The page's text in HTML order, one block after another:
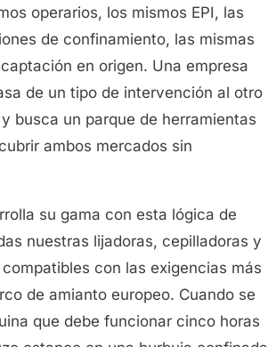
operarios, los mismos EPI, las
de confinamiento, las mismas
en origen. Una empresa
de un tipo de intervención al otro
busca un parque de herramientas
ambos mercados sin
su gama con esta lógica de
nuestras lijadoras, cepilladoras y
con las exigencias más
de amianto europeo. Cuando se
que debe funcionar cinco horas